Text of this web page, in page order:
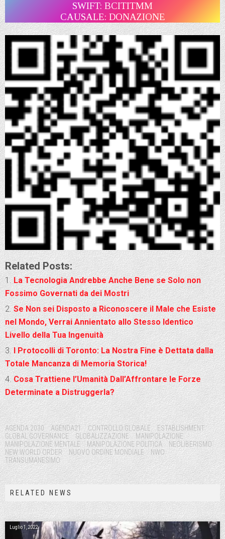
SWIFT: BCITITMM
CAUSALE: DONAZIONE
Related Posts:
La Tecnologia Andrebbe Anche Bene se Solo non
Fossimo Governati da dei Mostri
Se Non sei Disposto a Riconoscere il Male che Esiste
nel Mondo, Verrai Annientato allo Stesso Identico
Livello della Tua Ingenuità
I Protocolli di Toronto: La Nostra Fine è Dettata dalla
Totale Mancanza di Memoria Storica!
Cosa Trattiene l’Umanità Dall’Affrontare le Forze
Determinate a Distruggerla?
Tags:
AGENDA 2030 AGENDA21 CONTROLLO GLOBALE
ESTABLISHMENT
GLOBAL GOVERNANCE
GLOBALIZZAZIONE
MANIPOLAZIONE
MANIPOLAZIONE MENTALE
MANIPOLAZIONE POLITICA
NEOLIBERISMO
NEW WORLD ORDER
NUOVO ORDINE MONDIALE
NWO
TRANSUMANESIMO
RELATED NEWS
Luglio 1, 2022